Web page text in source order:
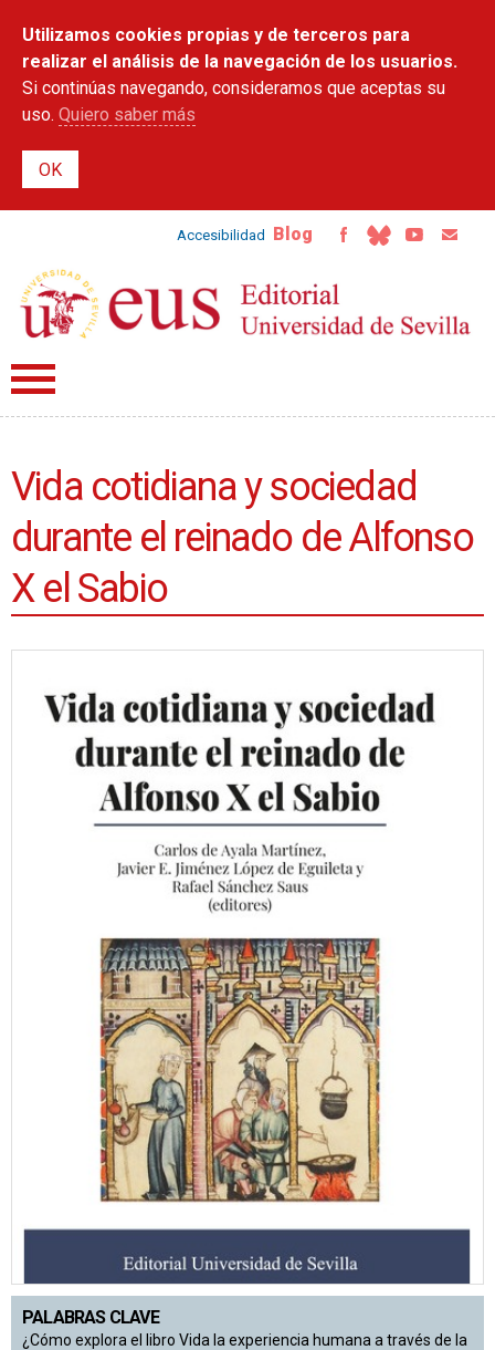
contenido
principal
Utilizamos cookies propias y de terceros para
realizar el análisis de la navegación de los usuarios.
Si continúas navegando, consideramos que aceptas su
uso. Quiero saber más
Accesibilidad Blog
Vida cotidiana y sociedad
durante el reinado de Alfonso
X el Sabio
PALABRAS CLAVE
¿Cómo explora el libro Vida la experiencia humana a través de la